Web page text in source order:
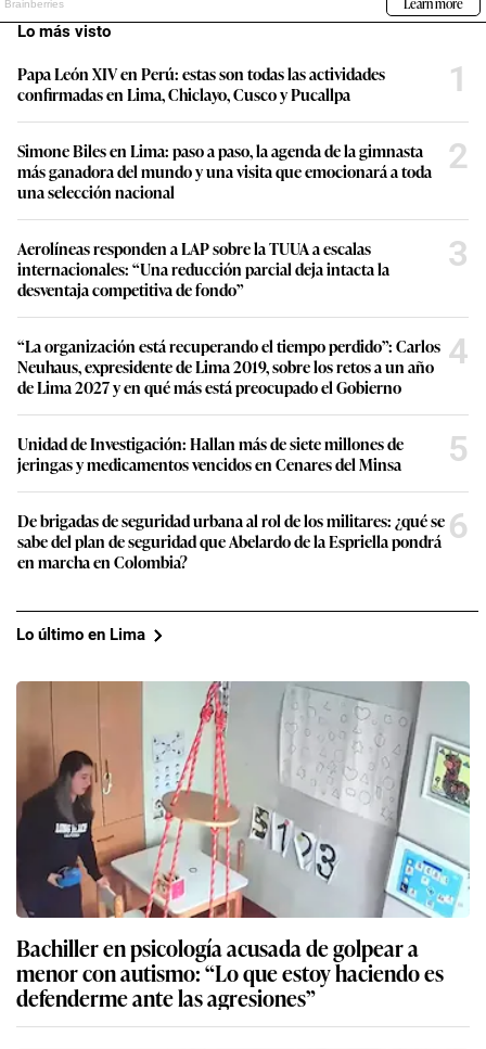
Lo más visto
Papa León XIV en Perú: estas son todas las actividades
confirmadas en Lima, Chiclayo, Cusco y Pucallpa
1
Simone Biles en Lima: paso a paso, la agenda de la gimnasta
más ganadora del mundo y una visita que emocionará a toda
una selección nacional
2
Aerolíneas responden a LAP sobre la TUUA a escalas
internacionales: “Una reducción parcial deja intacta la
desventaja competitiva de fondo”
3
“La organización está recuperando el tiempo perdido”: Carlos
Neuhaus, expresidente de Lima 2019, sobre los retos a un año
de Lima 2027 y en qué más está preocupado el Gobierno
4
Unidad de Investigación: Hallan más de siete millones de
jeringas y medicamentos vencidos en Cenares del Minsa
5
De brigadas de seguridad urbana al rol de los militares: ¿qué se
sabe del plan de seguridad que Abelardo de la Espriella pondrá
en marcha en Colombia?
6
Lo último en Lima
Bachiller en psicología acusada de golpear a
menor con autismo: “Lo que estoy haciendo es
defenderme ante las agresiones”